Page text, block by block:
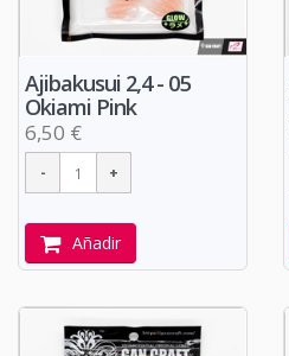
Ajibakusui 2,4 - 05
Okiami Pink
6,50 €
Añadir